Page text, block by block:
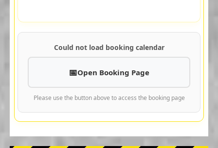
Could not load booking calendar
Open Booking Page
Please use the button above to access the booking page